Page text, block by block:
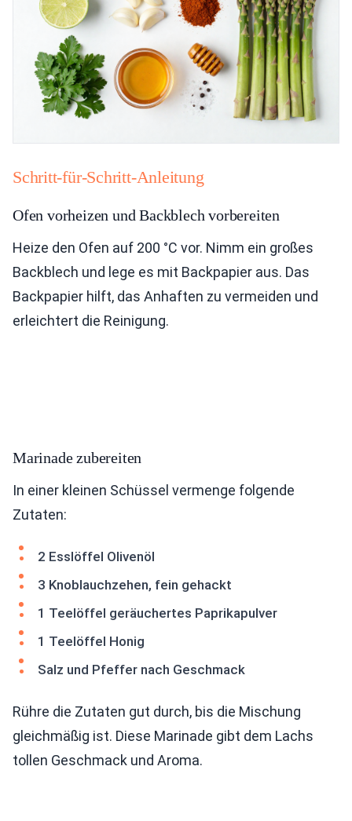
Schritt-für-Schritt-Anleitung
Ofen vorheizen und Backblech vorbereiten
Heize den Ofen auf 200 °C vor. Nimm ein großes
Backblech und lege es mit Backpapier aus. Das
Backpapier hilft, das Anhaften zu vermeiden und
erleichtert die Reinigung.
Marinade zubereiten
In einer kleinen Schüssel vermenge folgende
Zutaten:
2 Esslöffel Olivenöl
3 Knoblauchzehen, fein gehackt
1 Teelöffel geräuchertes Paprikapulver
1 Teelöffel Honig
Salz und Pfeffer nach Geschmack
Rühre die Zutaten gut durch, bis die Mischung
gleichmäßig ist. Diese Marinade gibt dem Lachs
tollen Geschmack und Aroma.